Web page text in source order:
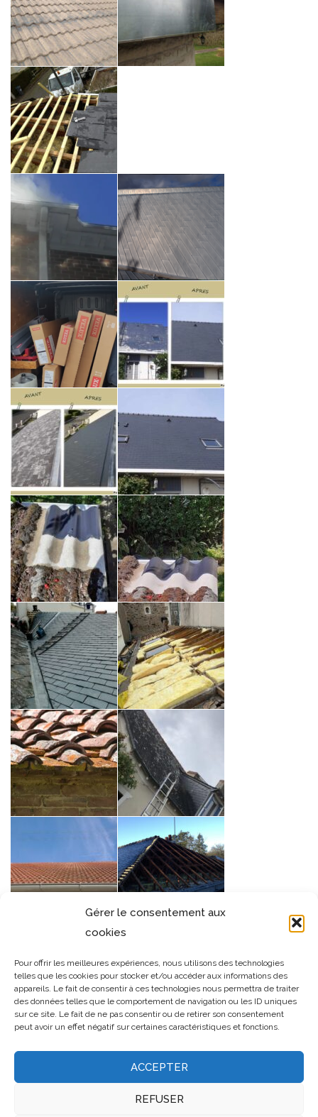
Gérer le consentement aux
cookies
Pour offrir les meilleures expériences, nous utilisons des technologies
telles que les cookies pour stocker et/ou accéder aux informations des
appareils. Le fait de consentir à ces technologies nous permettra de traiter
des données telles que le comportement de navigation ou les ID uniques
sur ce site. Le fait de ne pas consentir ou de retirer son consentement
peut avoir un effet négatif sur certaines caractéristiques et fonctions.
ACCEPTER
REFUSER